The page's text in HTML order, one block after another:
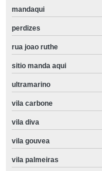
mandaqui
perdizes
rua joao ruthe
sitio manda aqui
ultramarino
vila carbone
vila diva
vila gouvea
vila palmeiras